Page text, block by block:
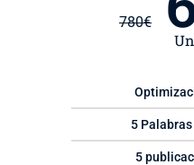
780€
5
5